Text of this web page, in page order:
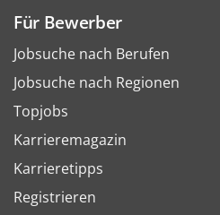
Für Bewerber
Jobsuche nach Berufen
Jobsuche nach Regionen
Topjobs
Karrieremagazin
Karrieretipps
Registrieren